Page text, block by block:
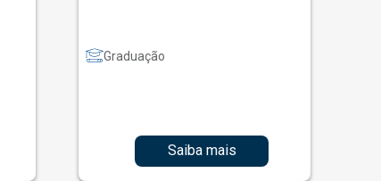
Graduação
Saiba mais